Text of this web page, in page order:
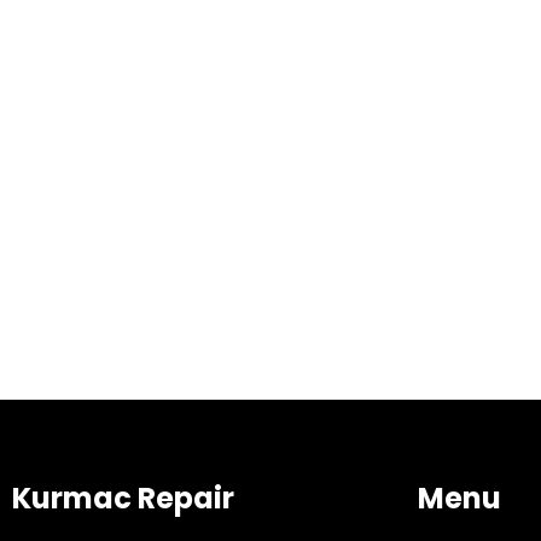
Kurmac Repair Menu